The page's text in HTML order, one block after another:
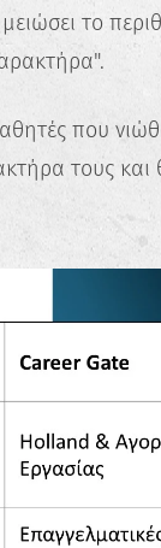
το
που
τους